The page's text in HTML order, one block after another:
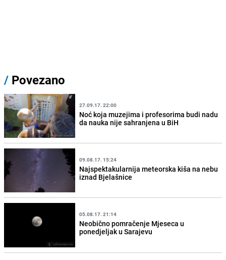
/ Povezano
27.09.17. 22:00
Noć koja muzejima i profesorima budi nadu
da nauka nije sahranjena u BiH
09.08.17. 15:24
Najspektakularnija meteorska kiša na nebu
iznad Bjelašnice
05.08.17. 21:14
Neobično pomračenje Mjeseca u
ponedjeljak u Sarajevu